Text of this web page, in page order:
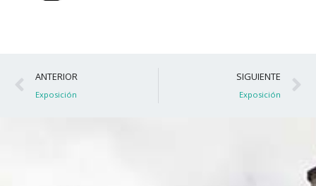
Ant
ANTERIOR
Exposición
SIGUIENTE
Exposición